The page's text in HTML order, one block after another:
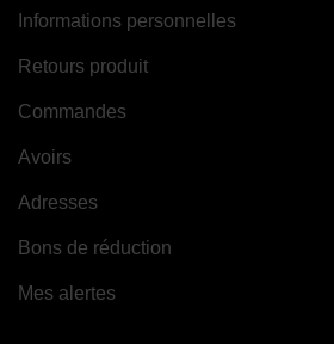
Informations personnelles
Retours produit
Commandes
Avoirs
Adresses
Bons de réduction
Mes alertes